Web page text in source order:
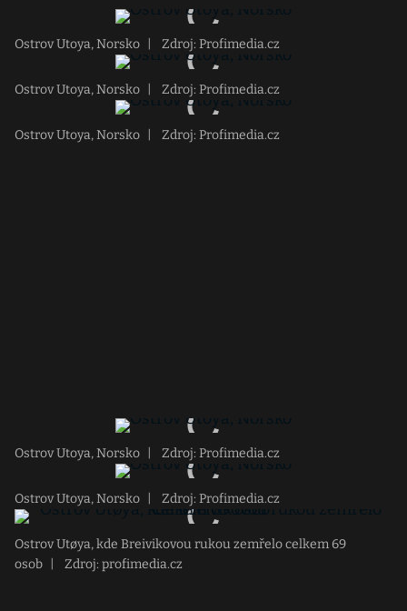
Ostrov Utoya, Norsko Zdroj: Profimedia.cz
Ostrov Utoya, Norsko Zdroj: Profimedia.cz
Ostrov Utoya, Norsko Zdroj: Profimedia.cz
Ostrov Utoya, Norsko Zdroj: Profimedia.cz
Ostrov Utoya, Norsko Zdroj: Profimedia.cz
Ostrov Utøya, kde Breivikovou rukou zemřelo celkem 69
osob
Zdroj: profimedia.cz